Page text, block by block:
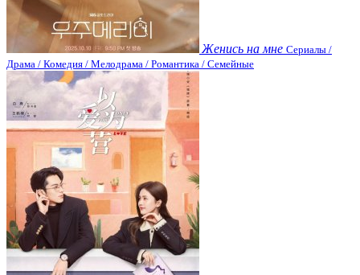
Женись на мне Сериалы /
Драма / Комедия / Мелодрама / Романтика / Семейные